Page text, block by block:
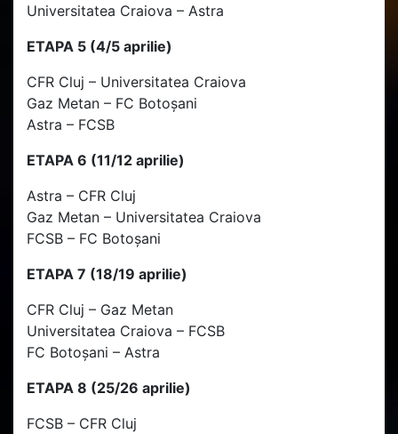
Universitatea Craiova – Astra
ETAPA 5 (4/5 aprilie)
CFR Cluj – Universitatea Craiova
Gaz Metan – FC Botoșani
Astra – FCSB
ETAPA 6 (11/12 aprilie)
Astra – CFR Cluj
Gaz Metan – Universitatea Craiova
FCSB – FC Botoșani
ETAPA 7 (18/19 aprilie)
CFR Cluj – Gaz Metan
Universitatea Craiova – FCSB
FC Botoșani – Astra
ETAPA 8 (25/26 aprilie)
FCSB – CFR Cluj